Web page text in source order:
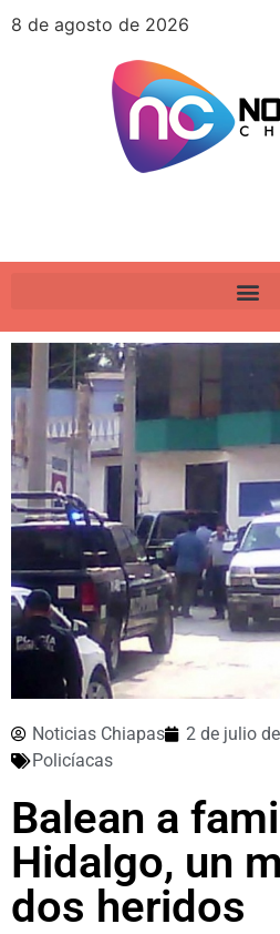
8 de agosto de 2026
Noticias Chiapas 2 de julio
Policíacas
Balean a
Hidalgo, un
dos heridos